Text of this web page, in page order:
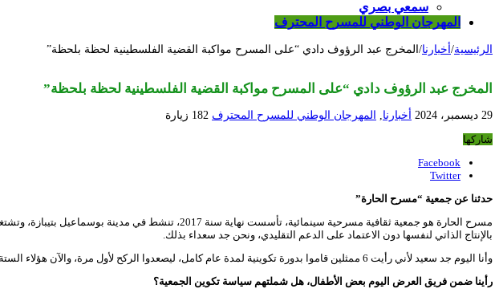
سمعي بصري
المهرجان الوطني للمسرح المحترف
الرئيسية/ أخبارنا/ المخرج عبد الرؤوف دادي “على المسرح مواكبة القضية الفلسطينية لحظة بلحظة”
المخرج عبد الرؤوف دادي “على المسرح مواكبة القضية الفلسطينية لحظة بلحظة”
29 ديسمبر، 2024 أخبارنا, المهرجان الوطني للمسرح المحترف 182 زيارة
شاركها
Facebook
Twitter
حدثنا عن جمعية “مسرح الحارة”
مسرح الحارة هو جمعية ثقافية مسرحية سينمائية، تأسست
بالإنتاج الذاتي لنفسها دون الاعتماد على الدعم التقليدي، ونحن جد سعداء بذلك.
وأنا اليوم جد سعيد لأني رأيت 6 ممثلين قاموا بدورة تكوينية لمدة عام كامل، ليصعدوا الركح لأول مرة، والآن هؤلاء الستة لديهم تكوين قاعدي والقابلية لتكوين أعمق.
رأينا ضمن فريق العرض اليوم بعض الأطفال، هل شملتهم سياسة تكوين الجمعية؟